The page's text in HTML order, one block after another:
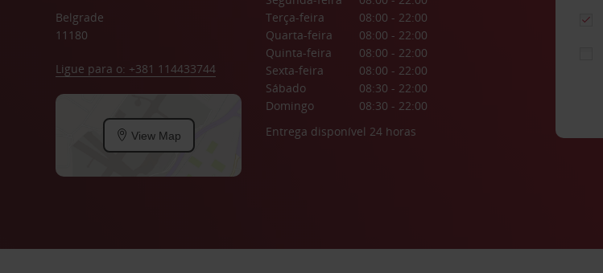
Belgrade
11180
Ligue para o: +381 114433744
View Map
Terça-feira
08:00 - 22:00
Quarta-feira
08:00 - 22:00
Quinta-feira
08:00 - 22:00
Sexta-feira
08:00 - 22:00
Sábado
08:30 - 22:00
Domingo
08:30 - 22:00
Entrega disponível 24 horas